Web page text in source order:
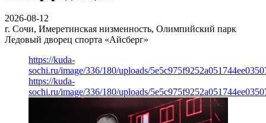
2026-08-12
г. Сочи, Имеретинская низменность, Олимпийский парк
Ледовый дворец спорта «Айсберг»
https://kuda-
sochi.ru/image/336/180/uploads/
https://kuda-
sochi.ru/image/336/180/uploads/